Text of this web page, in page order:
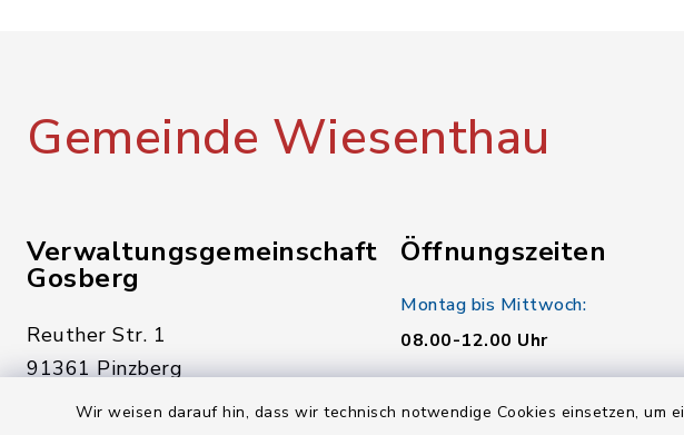
Wir weisen darauf hin, dass wir technisch notwendige Cookies einsetzen,
Gemeinde Wiesenthau
Verwaltungsgemeinschaft
Gosberg
Reuther Str. 1
91361 Pinzberg
09191 7950-0
Öffnungszeiten
Montag bis Mittwoch:
08.00-12.00 Uhr